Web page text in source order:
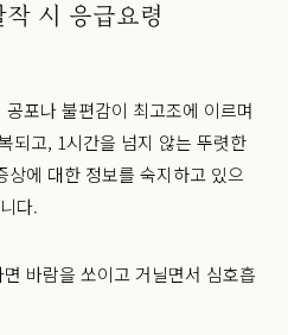
시 응급요령
포나 불편감이 최고조에 이르며
되고, 1시간을 넘지 않는 뚜렷한
상에 대한 정보를 숙지하고 있으
다.
바람을 쏘이고 거닐면서 심호흡